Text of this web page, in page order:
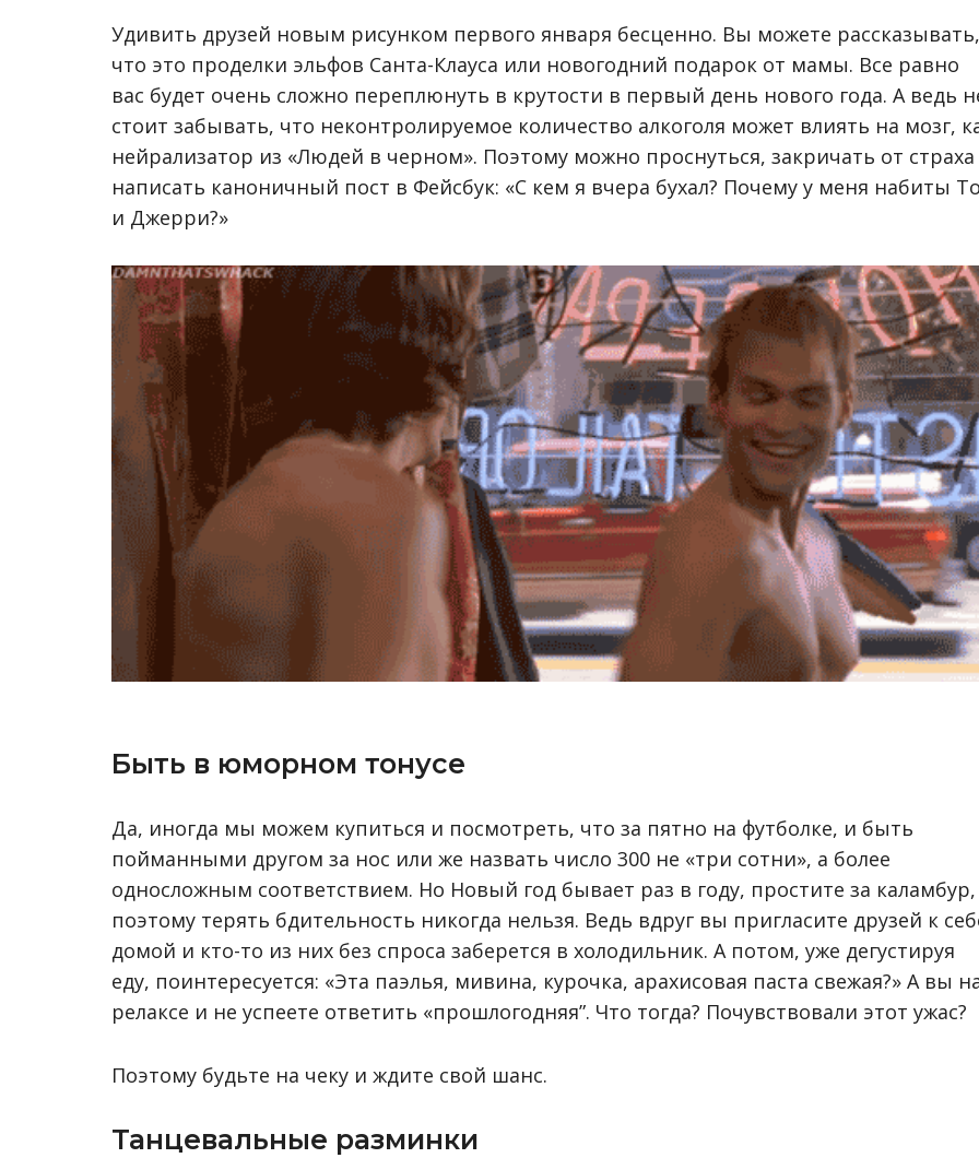
Удивить друзей новым рисунком первого января бесценно. Вы можете рассказывать,
что это проделки эльфов Санта-Клауса или новогодний подарок от мамы. Все равно
вас будет очень сложно переплюнуть в крутости в первый день нового года. А ведь
стоит забывать, что неконтролируемое количество алкоголя может влиять на мозг,
нейрализатор из «Людей в черном». Поэтому можно проснуться, закричать от
написать каноничный пост в Фейсбук: «С кем я вчера бухал? Почему у меня набиты
и Джерри?»
Быть в юморном тонусе
Да, иногда мы можем купиться и посмотреть, что за пятно на футболке, и быть
пойманными другом за нос или же назвать число 300 не «три сотни», а более
односложным соответствием. Но Новый год бывает раз в году, простите за каламбур,
поэтому терять бдительность никогда нельзя. Ведь вдруг вы пригласите друзей к
домой и кто-то из них без спроса заберется в холодильник. А потом, уже дегустируя
еду, поинтересуется: «Эта паэлья, мивина, курочка, арахисовая паста свежая?» А вы
релаксе и не успеете ответить «прошлогодняя”. Что тогда? Почувствовали этот ужас?
Поэтому будьте на чеку и ждите свой шанс.
Танцевальные разминки